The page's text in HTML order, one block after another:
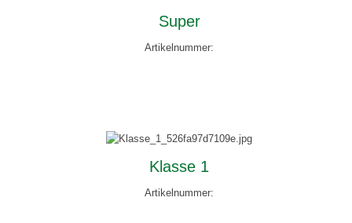
Super
Artikelnummer:
Klasse 1
Artikelnummer: